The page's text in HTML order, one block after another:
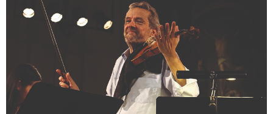
Oeuvres de Vivaldi, Haendel, Tartini et C.
E. Bach
Giuliano Carmignola et L’Accademia
dell’Annunciata (Italie)
Eglise Sainte-Croix